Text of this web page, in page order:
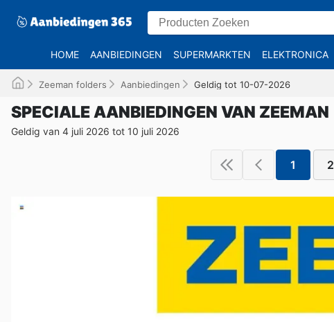
HOME AANBIEDINGEN SUPERMARKTEN ELEKTRONICA
Zeeman folders Aanbiedingen Geldig tot 10-07-2026
SPECIALE AANBIEDINGEN VAN ZEEMAN
Geldig van 4 juli 2026 tot 10 juli 2026
1 2